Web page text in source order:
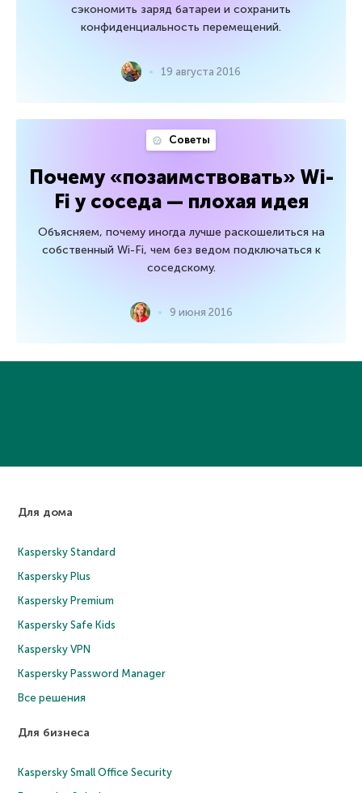
сэкономить заряд батареи и сохранить
конфиденциальность перемещений.
19 августа 2016
Советы
Почему «позаимствовать» Wi-
Fi у соседа — плохая идея
Объясняем, почему иногда лучше раскошелиться на
собственный Wi-Fi, чем без ведом подключаться к
соседскому.
9 июня 2016
Для дома
Kaspersky Standard
Kaspersky Plus
Kaspersky Premium
Kaspersky Safe Kids
Kaspersky VPN
Kaspersky Password Manager
Все решения
Для бизнеса
Kaspersky Small Office Security